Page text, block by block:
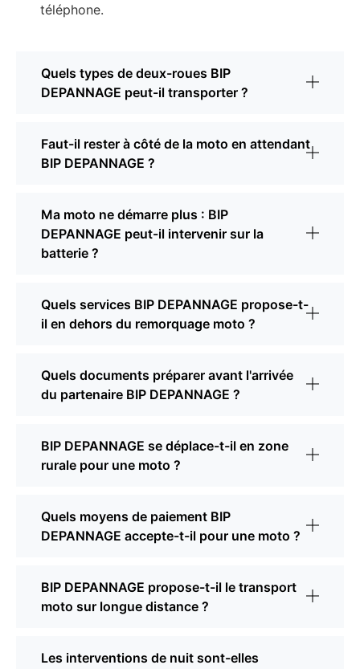
téléphone.
Quels types de deux-roues BIP
DEPANNAGE peut-il transporter ?
Faut-il rester à côté de la moto en attendant
BIP DEPANNAGE ?
Ma moto ne démarre plus : BIP
DEPANNAGE peut-il intervenir sur la
batterie ?
Quels services BIP DEPANNAGE propose-t-
il en dehors du remorquage moto ?
Quels documents préparer avant l'arrivée
du partenaire BIP DEPANNAGE ?
BIP DEPANNAGE se déplace-t-il en zone
rurale pour une moto ?
Quels moyens de paiement BIP
DEPANNAGE accepte-t-il pour une moto ?
BIP DEPANNAGE propose-t-il le transport
moto sur longue distance ?
Les interventions de nuit sont-elles